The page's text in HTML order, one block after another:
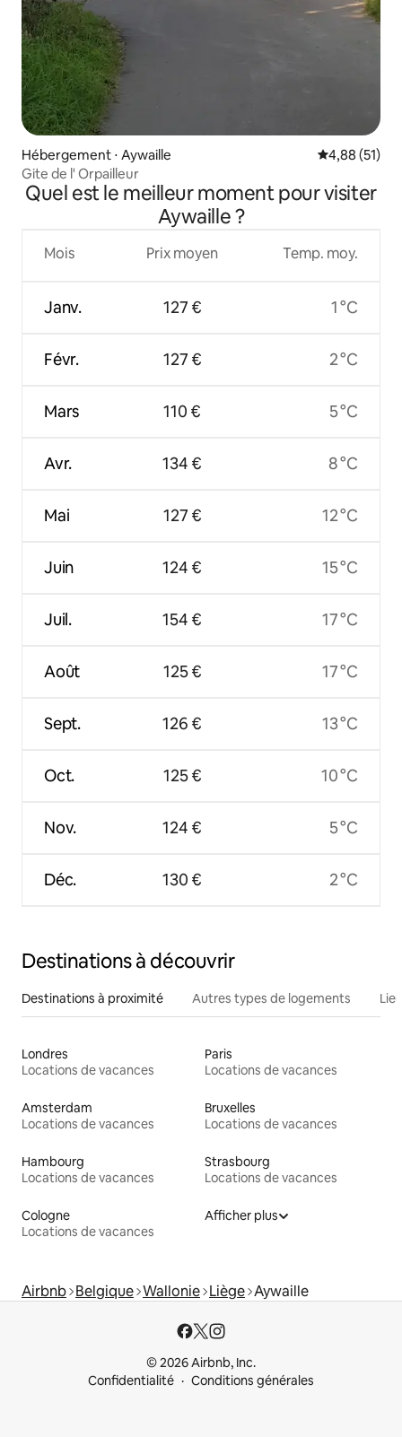
Hébergement ⋅ Aywaille Évaluation
4,88 (51)
Gite de l' Orpailleur
Quel est le meilleur moment pour visiter
Aywaille ?
Mois
Janv.
Févr.
Mars
Avr.
Mai
Juin
Juil.
Août
Sept.
Oct.
Nov.
Déc.
Prix moyen
127 €
127 €
110 €
134 €
127 €
124 €
154 €
125 €
126 €
125 €
124 €
130 €
Temp. moy.
1 °C
2 °C
5 °C
8 °C
12 °C
15 °C
17 °C
17 °C
13 °C
10 °C
5 °C
2 °C
Destinations à découvrir
Destinations à proximité Autres types de logements
Londres
Locations de vacances
Paris
Locations de vacances
Amsterdam
Locations de vacances
Bruxelles
Locations de vacances
Hambourg
Locations de vacances
Strasbourg
Locations de vacances
Cologne
Locations de vacances
Afficher plus
Airbnb Belgique Wallonie Liège Aywaille
© 2026 Airbnb, Inc.
Confidentialité
Conditions générales